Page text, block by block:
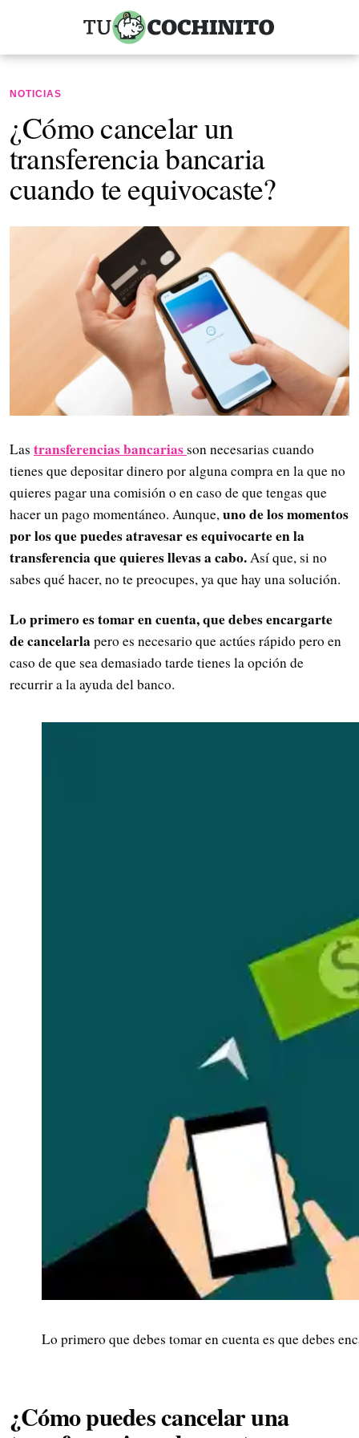
NOTICIAS
¿Cómo cancelar un
transferencia bancaria
cuando te equivocaste?
Las transferencias bancariasson necesarias cuando
tienes que depositar dinero por alguna compra en la que no
quieres pagar una comisión o en caso de que tengas que
hacer un pago momentáneo. Aunque, uno de los momentos
por los que puedes atravesar es equivocarte en la
transferencia que quieres llevas a cabo. Así que, si no
sabes qué hacer, no te preocupes, ya que hay una solución.
Lo primero es tomar en cuenta, que debes encargarte
de cancelarla pero es necesario que actúes rápido pero en
caso de que sea demasiado tarde tienes la opción de
recurrir a la ayuda del banco.
Lo primero que debes tomar en cuenta es que debes
¿Cómo puedes cancelar una